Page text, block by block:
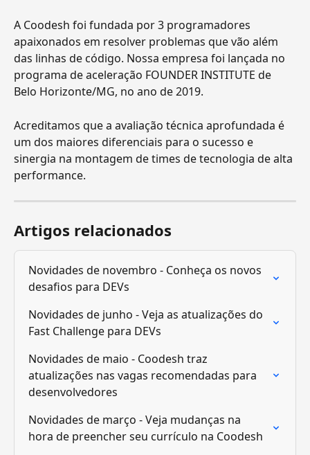
A Coodesh foi fundada por 3 programadores
apaixonados em resolver problemas que vão além
das linhas de código. Nossa empresa foi lançada no
programa de aceleração FOUNDER INSTITUTE de
Belo Horizonte/MG, no ano de 2019.
Acreditamos que a avaliação técnica aprofundada é
um dos maiores diferenciais para o sucesso e
sinergia na montagem de times de tecnologia de alta
performance.
Artigos relacionados
Novidades de novembro - Conheça os novos
desafios para DEVs
Novidades de junho - Veja as atualizações do
Fast Challenge para DEVs
Novidades de maio - Coodesh traz
atualizações nas vagas recomendadas para
desenvolvedores
Novidades de março - Veja mudanças na
hora de preencher seu currículo na Coodesh